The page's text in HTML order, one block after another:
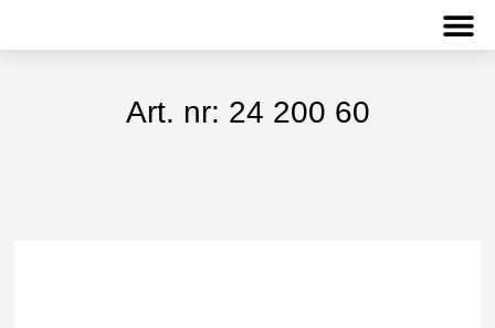
Art. nr: 24 200 60